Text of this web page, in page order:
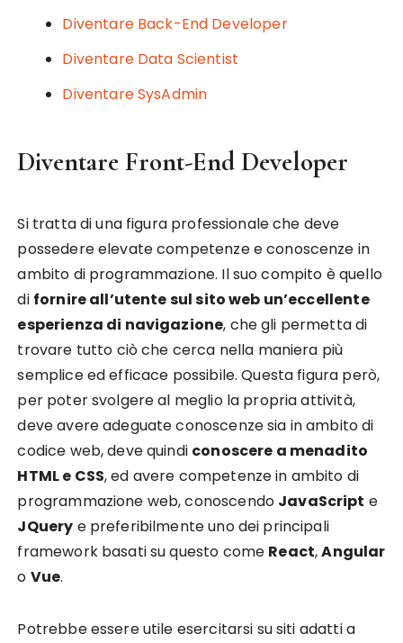
Diventare Back-End Developer
Diventare Data Scientist
Diventare SysAdmin
Diventare Front-End Developer
Si tratta di una figura professionale che deve
possedere elevate competenze e conoscenze in
ambito di programmazione. Il suo compito è quello
di fornire all’utente sul sito web un’eccellente
esperienza di navigazione, che gli permetta di
trovare tutto ciò che cerca nella maniera più
semplice ed efficace possibile. Questa figura però,
per poter svolgere al meglio la propria attività,
deve avere adeguate conoscenze sia in ambito di
codice web, deve quindi conoscere a menadito
HTML e CSS, ed avere competenze in ambito di
programmazione web, conoscendo JavaScript e
JQuery e preferibilmente uno dei principali
framework basati su questo come React,Angular
o Vue.
Potrebbe essere utile esercitarsi su siti adatti a